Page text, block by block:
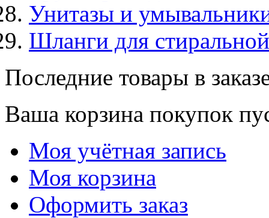
Унитазы и
Шланги для
Последние товары в
Ваша корзина покупок
Моя учётная запись
Моя корзина
Оформить заказ